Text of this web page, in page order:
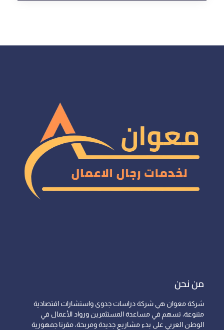
من نحن
شركة معوان هي شركة دراسات جدوى واستشارات اقتصادية
متنوعة، تسهم في مساعدة المستثمرين ورواد الأعمال في
الوطن العربي على بدء مشاريع جديدة ومربحة، مقرنا جمهورية